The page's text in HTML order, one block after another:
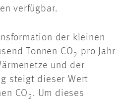
verfügbar.
der kleinen
Tonnen CO2
pro Jahr
und der
steigt dieser Wert
CO 2 . Um dieses